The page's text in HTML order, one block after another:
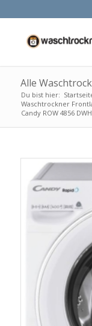
Alle
Du bist hier:
Waschtrockner
Candy ROW 4856